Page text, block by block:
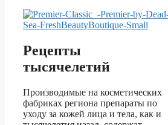
Рецепты
тысячелетий
Производимые на косметических
фабриках региона препараты по
уходу за кожей лица и тела, как и